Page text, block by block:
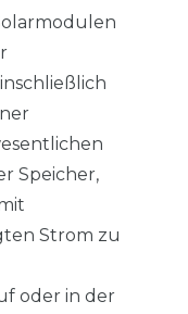
Speicher,
Strom zu
oder in der